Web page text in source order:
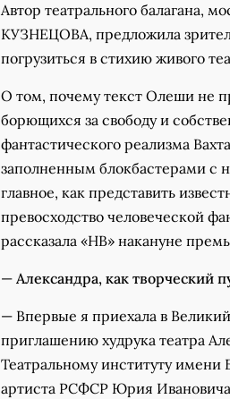
Автор театрального балагана,
КУЗНЕЦОВА, предложила
погрузиться в стихию живого
О том, почему текст Олеши не
борющихся за свободу и
фантастического реализма
заполненным блокбастерами
главное, как представить
превосходство человеческой
рассказала «НВ» накануне
— Александра, как творческий
— Впервые я приехала в
приглашению худрука театра
Театральному институту
артиста РСФСР Юрия